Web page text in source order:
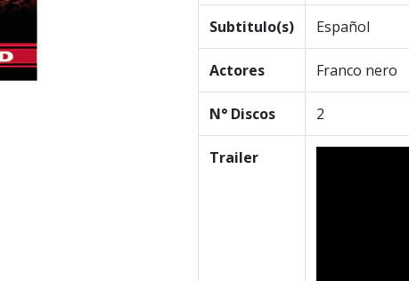
Subtitulo(s) Español
Actores Franco nero
N° Discos 2
Trailer